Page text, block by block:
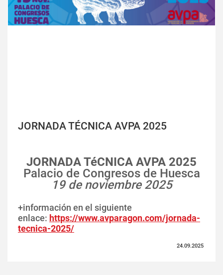
JORNADA TÉCNICA AVPA 2025
JORNADA TéCNICA AVPA 2025
Palacio de Congresos de Huesca
19 de noviembre 2025
+información en el siguiente
enlace: https://www.avparagon.com/jornada-
tecnica-2025/
24.09.2025